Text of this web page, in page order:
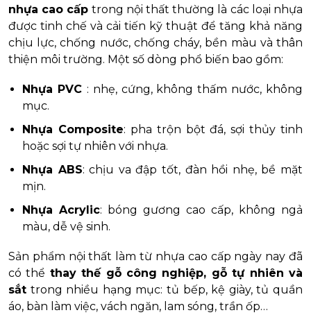
nhựa cao cấp trong nội thất thường là các loại nhựa
được tinh chế và cải tiến kỹ thuật để tăng khả năng
chịu lực, chống nước, chống cháy, bền màu và thân
thiện môi trường. Một số dòng phổ biến bao gồm:
Nhựa PVC : nhẹ, cứng, không thấm nước, không
mục.
Nhựa Composite: pha trộn bột đá, sợi thủy tinh
hoặc sợi tự nhiên với nhựa.
Nhựa ABS: chịu va đập tốt, đàn hồi nhẹ, bề mặt
mịn.
Nhựa Acrylic: bóng gương cao cấp, không ngả
màu, dễ vệ sinh.
Sản phẩm nội thất làm từ nhựa cao cấp ngày nay đã
có thể thay thế gỗ công nghiệp, gỗ tự nhiên và
sắt trong nhiều hạng mục: tủ bếp, kệ giày, tủ quần
áo, bàn làm việc, vách ngăn, lam sóng, trần ốp…